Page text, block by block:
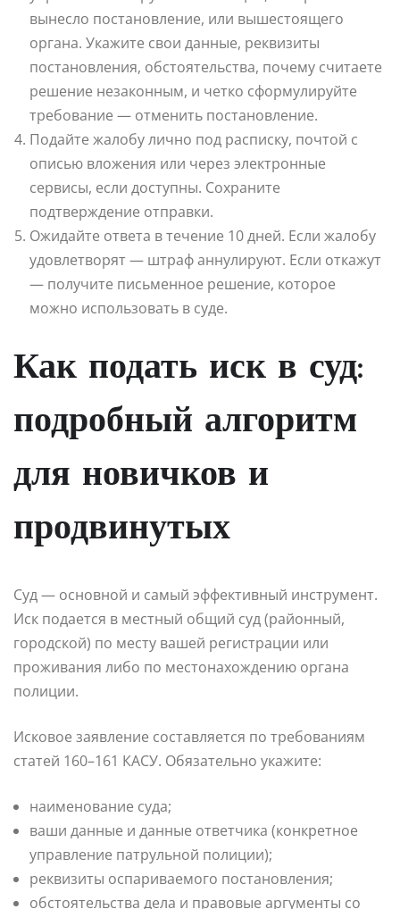
вынесло постановление, или вышестоящего
органа. Укажите свои данные, реквизиты
постановления, обстоятельства, почему считаете
решение незаконным, и четко сформулируйте
требование — отменить постановление.
Подайте жалобу лично под расписку, почтой с
описью вложения или через электронные
сервисы, если доступны. Сохраните
подтверждение отправки.
Ожидайте ответа в течение 10 дней. Если жалобу
удовлетворят — штраф аннулируют. Если откажут
— получите письменное решение, которое
можно использовать в суде.
Как подать иск в суд:
подробный алгоритм
для новичков и
продвинутых
Суд — основной и самый эффективный инструмент.
Иск подается в местный общий суд (районный,
городской) по месту вашей регистрации или
проживания либо по местонахождению органа
полиции.
Исковое заявление составляется по требованиям
статей 160–161 КАСУ. Обязательно укажите:
наименование суда;
ваши данные и данные ответчика (конкретное
управление патрульной полиции);
реквизиты оспариваемого постановления;
обстоятельства дела и правовые аргументы со